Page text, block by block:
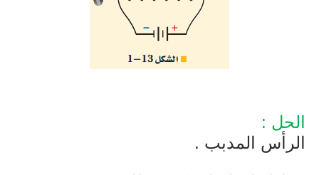
الحل :
الرأس المدبب .